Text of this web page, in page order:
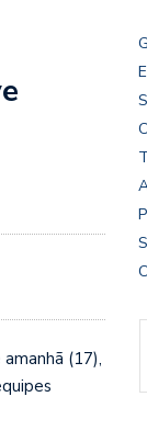
(17),